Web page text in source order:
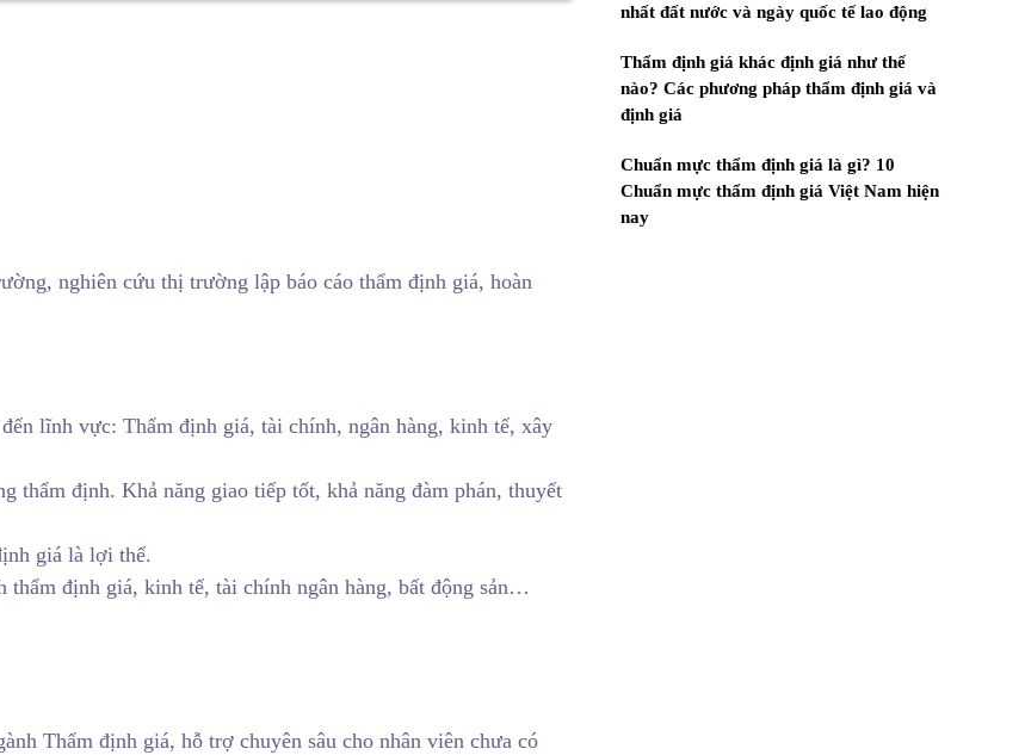
nghiên cứu thị trường lập báo cáo thẩm định giá, hoàn
lĩnh vực: Thẩm định giá, tài chính, ngân hàng, kinh tế, xây
thẩm định. Khả năng giao tiếp tốt, khả năng đàm phán, thuyết
giá là lợi thế.
thẩm định giá, kinh tế, tài chính ngân hàng, bất động sản…
Thẩm định giá, hỗ trợ chuyên sâu cho nhân viên chưa có
nhất đất nước và ngày quốc tế lao động
Thẩm định giá khác định giá như thế
nào? Các phương pháp thẩm định giá và
định giá
Chuẩn mực thẩm định giá là gì? 10
Chuẩn mực thẩm định giá Việt Nam hiện
nay